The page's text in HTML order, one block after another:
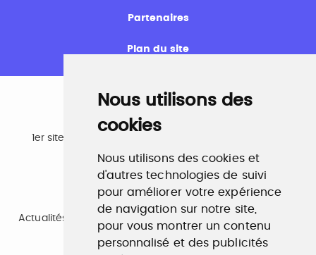
Nous utilisons des
cookies
Nous utilisons des cookies et
d'autres technologies de suivi
pour améliorer votre expérience
de navigation sur notre site,
pour vous montrer un contenu
personnalisé et des publicités
Partenaires
Plan du site
Emploi
1er site emploi du secteur culturel 784.000 visites et
www.profilculture.com
Formation
Actualités, guide et annuaire des formations aux métiers
de la culture.
www.profilculture-formation.com